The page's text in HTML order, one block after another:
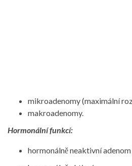
mikroadenomy (maximální
makroadenomy.
Hormonální funkcí:
hormonálně neaktivní